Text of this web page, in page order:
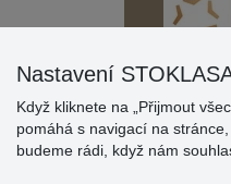
Nastavení
Když kliknete na „Přijmout
pomáhá s navigací na
budeme rádi, když nám